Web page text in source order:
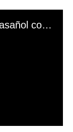
El mal momento de Yanina Gasañol con un hincha argentino en "Subrayado"